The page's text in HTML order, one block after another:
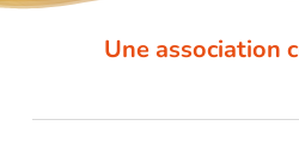
Une association